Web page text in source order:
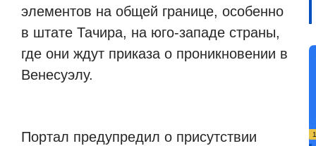
элементов на общей границе, особенно
в штате Тачира, на юго-западе страны,
где они ждут приказа о проникновении в
Венесуэлу.
Портал предупредил о присутствии